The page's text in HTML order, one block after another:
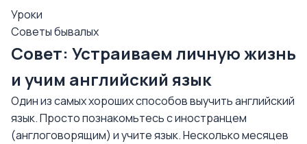
Уроки
Советы бывалых
Совет: Устраиваем личную жизнь
и учим английский язык
Один из самых хороших способов выучить английский
язык. Просто познакомьтесь с иностранцем
(англоговорящим) и учите язык. Несколько месяцев